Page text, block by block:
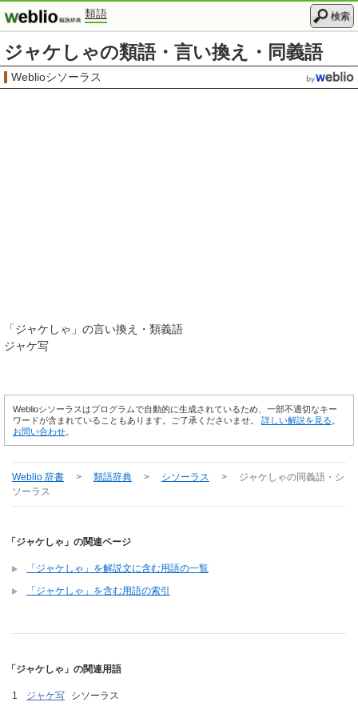
類語 検索
ジャケしゃの類語・言い換え・同義語
Weblioシソーラス
「ジャケしゃ 」の言い換え・類義語
ジャケ写
Weblioシソーラスはプログラムで自動的に生成されているため、一部不適切なキー
ワードが含まれていることもあります。ご了承くださいませ。 詳しい解説を見る
お問い合わせ
Weblio 辞書 > 類語辞典 > シソーラス > ジャケしゃの同義語・シ
ソーラス
「ジャケしゃ」の関連ページ
「ジャケしゃ」を解説文に含む用語の一覧
「ジャケしゃ」を含む用語の索引
「ジャケしゃ」の関連用語
ジャケ写 シソーラス